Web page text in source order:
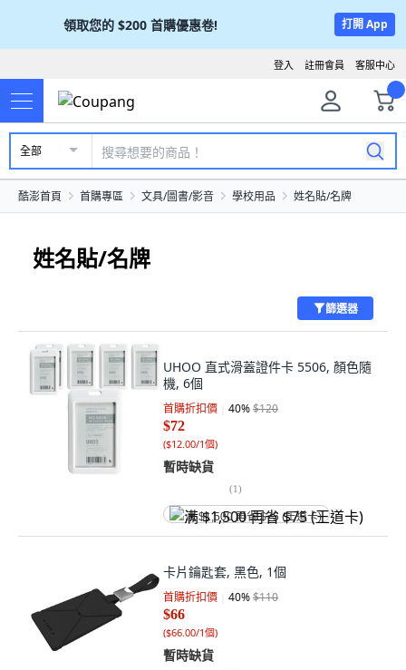
領取您的 $200 首購優惠卷! 打開 App
客服中心
註冊會員
登入
全部
酷澎首頁 首購專區 文具/圖書/影音 學校用品 姓名貼/名牌
姓名貼/名牌
篩選器
UHOO 直式滑蓋證件卡 5506, 顏色隨
機, 6個
首購折扣價 40%$120
$72
($12.00/1個)
暫時缺貨
(1)
满 $1,500 再省 $75 (王道卡)
卡片鑰匙套, 黑色, 1個
首購折扣價 40%$110
$66
($66.00/1個)
暫時缺貨